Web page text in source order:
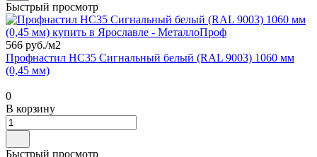
Быстрый просмотр
566 руб./м2
Профнастил НС35 Сигнальный белый (RAL 9003) 1060 мм
(0,45 мм)
0
В корзину
Быстрый просмотр